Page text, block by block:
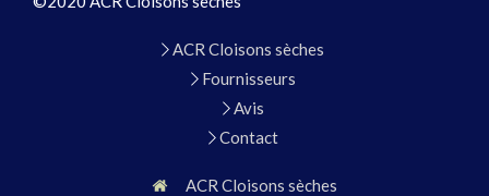
ACR Cloisons sèches
Fournisseurs
Avis
Contact
ACR Cloisons sèches